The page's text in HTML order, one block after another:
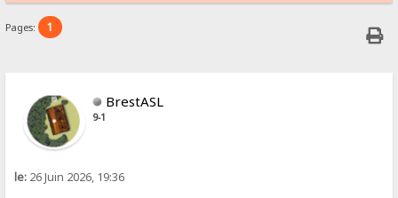
Pages: 1
BrestASL
9-1
le: 26 Juin 2026, 19:36